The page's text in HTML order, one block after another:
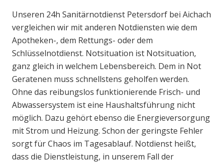
Unseren 24h Sanitärnotdienst Petersdorf bei Aichach
vergleichen wir mit anderen Notdiensten wie dem
Apotheken-, dem Rettungs- oder dem
Schlüsselnotdienst. Notsituation ist Notsituation,
ganz gleich in welchem Lebensbereich. Dem in Not
Geratenen muss schnellstens geholfen werden.
Ohne das reibungslos funktionierende Frisch- und
Abwassersystem ist eine Haushaltsführung nicht
möglich. Dazu gehört ebenso die Energieversorgung
mit Strom und Heizung. Schon der geringste Fehler
sorgt für Chaos im Tagesablauf. Notdienst heißt,
dass die Dienstleistung, in unserem Fall der